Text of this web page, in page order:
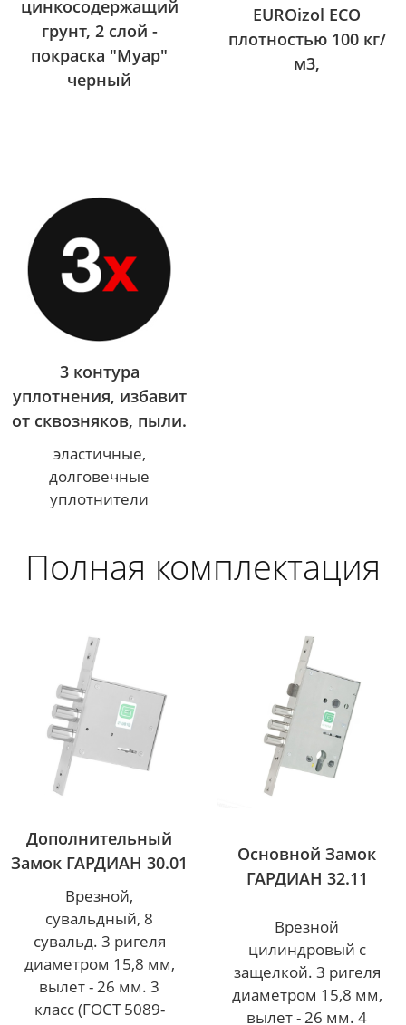
цинкосодержащий
грунт, 2 слой -
покраска "Муар"
черный
EUROizol ECO
плотностью 100 кг/
м3,
3 контура
уплотнения, избавит
от сквозняков, пыли.
эластичные,
долговечные
уплотнители
Полная комплектация
Дополнительный
Замок ГАРДИАН 30.01
Врезной,
сувальдный, 8
сувальд. 3 ригеля
диаметром 15,8 мм,
вылет - 26 мм. 3
класс (ГОСТ 5089-
Основной Замок
ГАРДИАН 32.11
Врезной
цилиндровый с
защелкой. 3 ригеля
диаметром 15,8 мм,
вылет - 26 мм. 4